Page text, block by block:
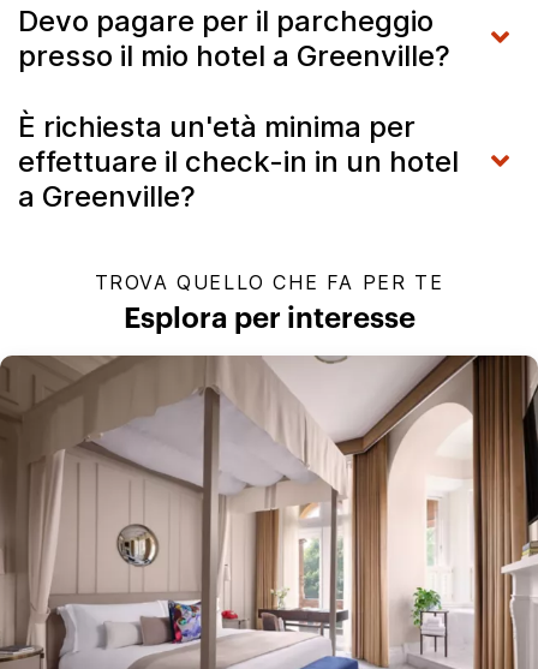
Devo pagare per il parcheggio
presso il mio hotel a Greenville?
È richiesta un'età minima per
effettuare il check-in in un hotel
a Greenville?
TROVA QUELLO CHE FA PER TE
Esplora per interesse